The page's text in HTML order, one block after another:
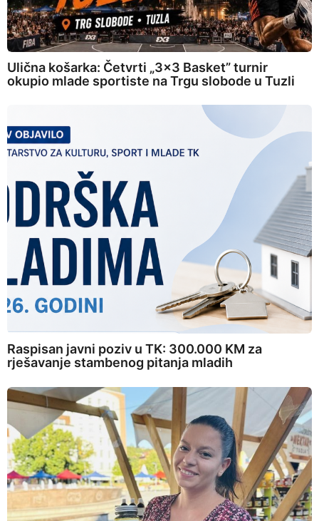
Ulična košarka: Četvrti „3×3 Basket” turnir
okupio mlade sportiste na Trgu slobode u Tuzli
Raspisan javni poziv u TK: 300.000 KM za
rješavanje stambenog pitanja mladih